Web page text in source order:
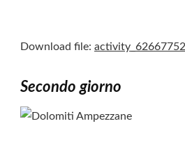
Download file:
Secondo giorno